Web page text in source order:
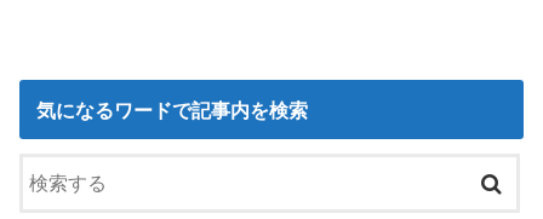
気になるワードで記事内を検索